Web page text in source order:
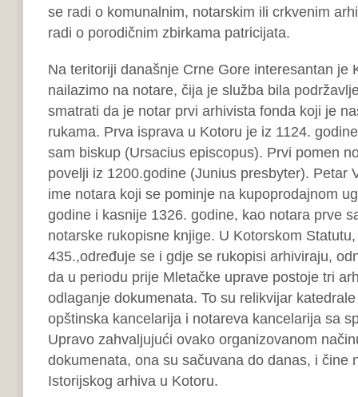
se radi o komunalnim, notarskim ili crkvenim
radi o porodičnim zbirkama patricijata.
Na teritoriji današnje Crne Gore interesantan je
nailazimo na notare, čija je služba bila
smatrati da je notar prvi arhivista fonda koji je
rukama. Prva isprava u Kotoru je iz 1124.
sam biskup (Ursacius episcopus). Prvi pomen
povelji iz 1200.godine (Junius presbyter). Petar
ime notara koji se pominje na kupoprodajnom
godine i kasnije 1326. godine, kao notara prve
notarske rukopisne knjige. U Kotorskom
435.,određuje se i gdje se rukopisi arhiviraju,
da u periodu prije Mletačke uprave postoje tri
odlaganje dokumenata. To su relikvijar
opštinska kancelarija i notareva kancelarija sa
Upravo zahvaljujući ovako organizovanom
dokumenata, ona su sačuvana do danas, i čine
Istorijskog arhiva u Kotoru.